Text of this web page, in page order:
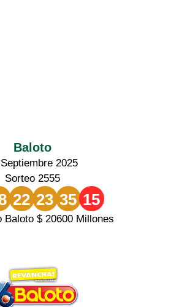
Baloto
2025
Sorteo 2555
22 23 35 15
Baloto $ 20600 Millones